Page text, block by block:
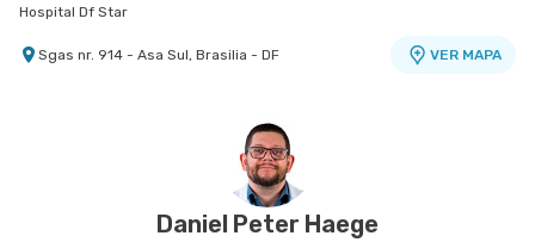
Hospital Df Star
Sgas nr. 914 - Asa Sul, Brasilia - DF VER MAPA
Shln nr. S/N Lote 9 Bloco G Edifício Biosphere -
Daniel Peter Haege